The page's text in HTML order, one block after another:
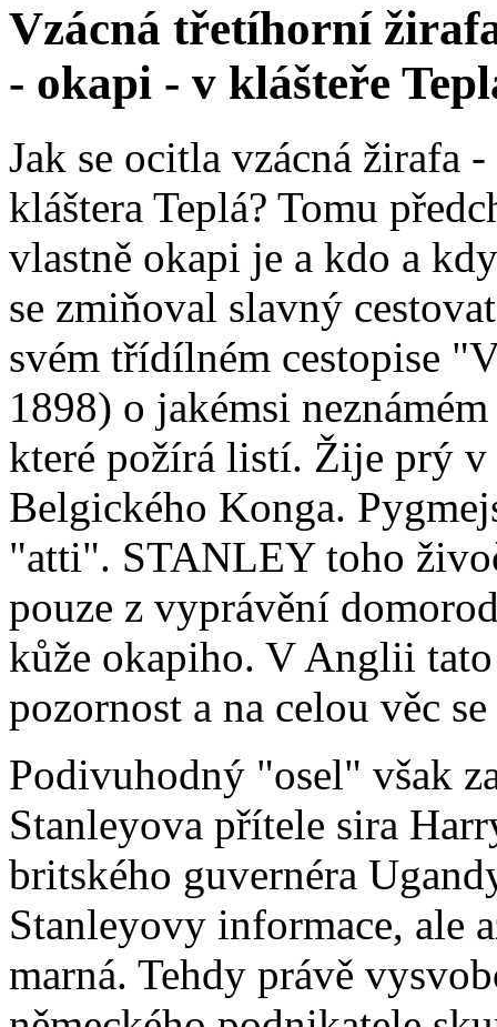
Vzácná třetíhorní
- okapi - v klášteře
Jak se ocitla vzácná žirafa
kláštera Teplá? Tomu
vlastně okapi je a kdo a
se zmiňoval slavný
svém třídílném cestopise
1898) o jakémsi
které požírá listí. Žije prý v
Belgického Konga.
"atti". STANLEY toho
pouze z vyprávění
kůže okapiho. V Anglii
pozornost a na celou věc
Podivuhodný "osel" však
Stanleyova přítele sira
britského guvernéra
Stanleyovy informace, ale
marná. Tehdy právě